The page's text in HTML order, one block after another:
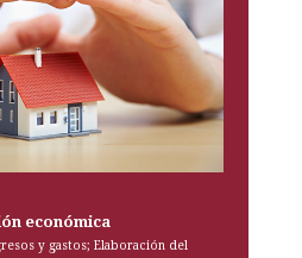
económica
y gastos; Elaboración del